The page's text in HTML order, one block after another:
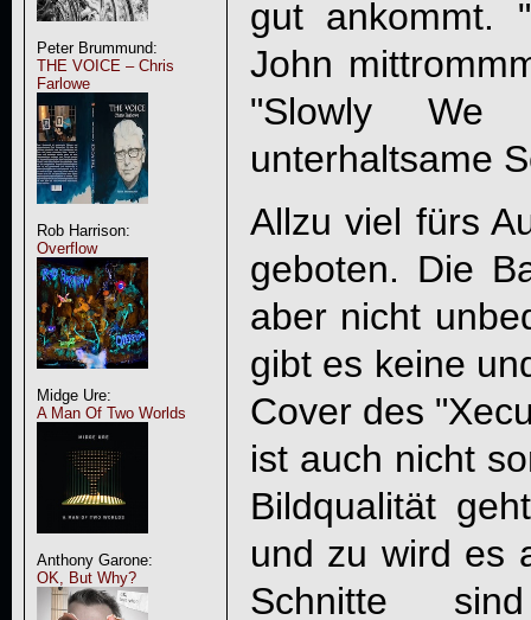
Peter Brummund:
THE VOICE – Chris
Farlowe
Rob Harrison:
Overflow
Midge Ure:
A Man Of Two Worlds
Anthony Garone:
OK, But Why?
gut ankommt.
John
"Slowly We
unterhaltsame
Allzu viel fürs
geboten. Die
aber nicht
gibt es keine
Cover des
ist auch nicht
Bildqualität
und zu wird es
Schnitte